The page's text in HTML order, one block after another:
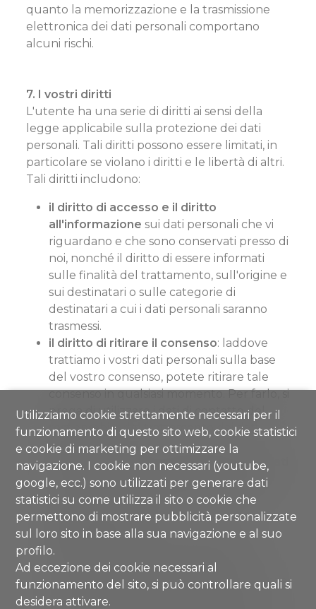
quanto la memorizzazione e la trasmissione
elettronica dei dati personali comportano
alcuni rischi.
7. I vostri diritti
L'utente ha una serie di diritti ai sensi della
legge applicabile sulla protezione dei dati
personali. Tali diritti possono essere limitati, in
particolare se violano i diritti e le libertà di altri.
Tali diritti includono:
il diritto di accesso e il diritto
all'informazione sui dati personali che vi
riguardano e che sono conservati presso di
noi, nonché il diritto di essere informati
sulle finalità del trattamento, sull'origine e
sui destinatari o sulle categorie di
destinatari a cui i dati personali saranno
trasmessi.
il diritto di ritirare il consenso: laddove
trattiamo i vostri dati personali sulla base
del vostro consenso, potete ritirare tale
consenso in qualsiasi momento. Per farlo, si
prega di utilizzare i dati di contatto del
responsabile del trattamento dei dati
sopra indicati.
il diritto di opporsi al trattamento dei dati
o di revocare il consenso al trattamento
dei dati personali in qualsiasi momento e
senza giustificazione.
il diritto all'oblio: in alcuni casi, e se la
legge applicabile lo prevede, avete il
diritto di ottenere la cancellazione dei
vostri dati personali. Nel caso in cui abbiate
richiesto di non ricevere determinate
Utilizziamo cookie strettamente necessari per il
funzionamento di questo sito web, cookie statistici
e cookie di marketing per ottimizzare la
navigazione. I cookie non necessari (youtube,
google, ecc.) sono utilizzati per generare dati
statistici su come utilizza il sito o cookie che
permettono di mostrare pubblicità personalizzate
sul loro sito in base alla sua navigazione e al suo
profilo.
Ad eccezione dei cookie necessari al
funzionamento del sito, si può controllare quali si
desidera attivare.